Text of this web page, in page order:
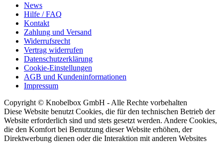
News
Hilfe / FAQ
Kontakt
Zahlung und Versand
Widerrufsrecht
Vertrag widerrufen
Datenschutzerklärung
Cookie-Einstellungen
AGB und Kundeninformationen
Impressum
Copyright © Knobelbox GmbH - Alle Rechte vorbehalten
Diese Website benutzt Cookies, die für den technischen Betrieb der
Website erforderlich sind und stets gesetzt werden. Andere Cookies,
die den Komfort bei Benutzung dieser Website erhöhen, der
Direktwerbung dienen oder die Interaktion mit anderen Websites